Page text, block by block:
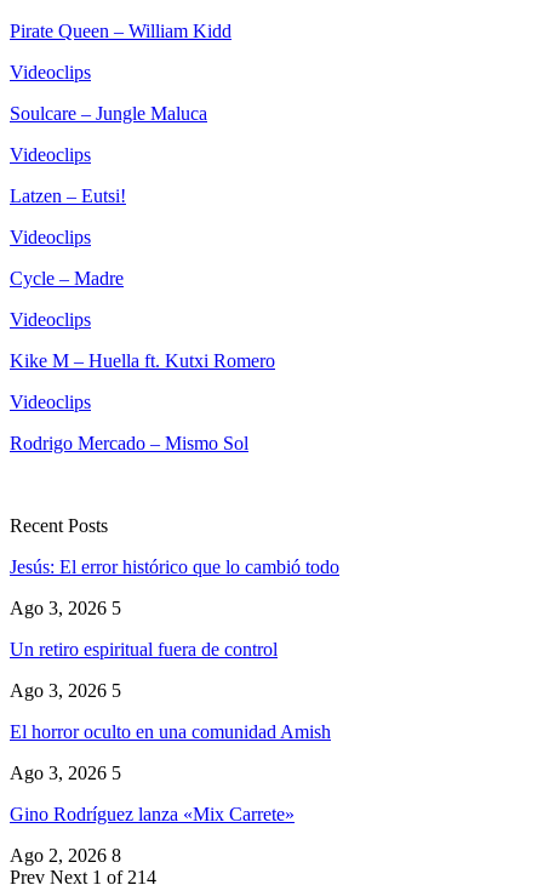
Pirate Queen – William Kidd
Videoclips
Soulcare – Jungle Maluca
Videoclips
Latzen – Eutsi!
Videoclips
Cycle – Madre
Videoclips
Kike M – Huella ft. Kutxi Romero
Videoclips
Rodrigo Mercado – Mismo Sol
Recent Posts
Jesús: El error histórico que lo cambió todo
Ago 3, 2026 5
Un retiro espiritual fuera de control
Ago 3, 2026 5
El horror oculto en una comunidad Amish
Ago 3, 2026 5
Gino Rodríguez lanza «Mix Carrete»
Ago 2, 2026 8
Prev Next 1 of 214